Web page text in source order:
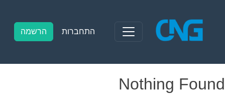
content
התחברות הרשמה
Nothing Found